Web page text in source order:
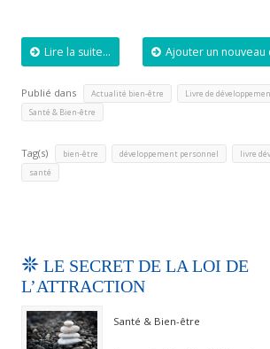
Lire la suite... Ajouter un
Publié dans Actualité bien-être Livre de
Santé & Bien-être
Tag(s) bien-être développement personnel livre
santé
LE SECRET DE LA LOI DE
L’ATTRACTION
Santé & Bien-être